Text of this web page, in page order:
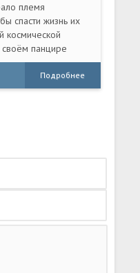
племя
спасти жизнь их
космической
своём панцире
Подробнее